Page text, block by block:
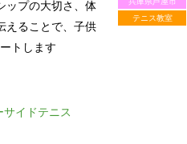
テニス教室
ップの大切さ、体
えることで、子供
トします
イドテニス